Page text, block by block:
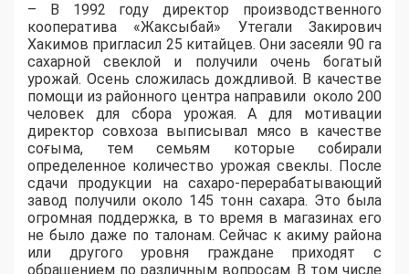
– В 1992 году директор производственного
кооператива «Жаксыбай» Утегали Закирович
Хакимов пригласил 25 китайцев. Они засеяли 90 га
сахарной свеклой и получили очень богатый
урожай. Осень сложилась дождливой. В качестве
помощи из районного центра направили около 200
человек для сбора урожая. А для мотивации
директор совхоза выписывал мясо в качестве
соғыма, тем семьям которые собирали
определенное количество урожая свеклы. После
сдачи продукции на сахаро-перерабатывающий
завод получили около 145 тонн сахара. Это была
огромная поддержка, в то время в магазинах его
не было даже по талонам. Сейчас к акиму района
или другого уровня граждане приходят с
обращением по различным вопросам. В том числе